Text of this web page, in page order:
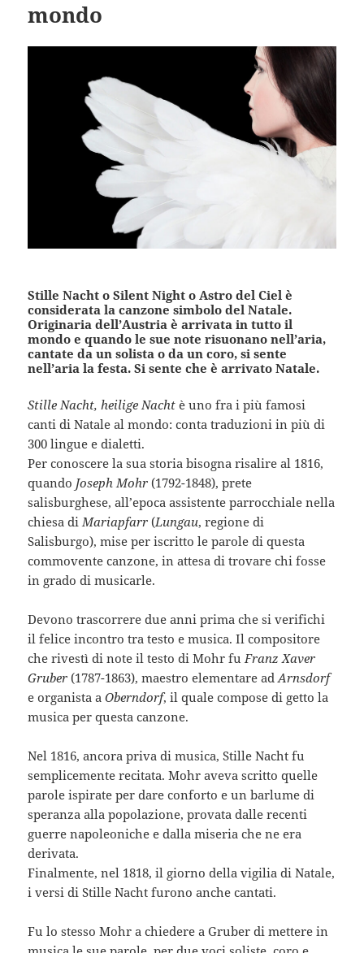
mondo
Stille Nacht o Silent Night o Astro del Ciel è
considerata la canzone simbolo del Natale.
Originaria dell’Austria è arrivata in tutto il
mondo e quando le sue note risuonano nell’aria,
cantate da un solista o da un coro, si sente
nell’aria la festa. Si sente che è arrivato Natale.
Stille Nacht, heilige Nacht è uno fra i più famosi
canti di Natale al mondo: conta traduzioni in più di
300 lingue e dialetti.
Per conoscere la sua storia bisogna risalire al 1816,
quando Joseph Mohr (1792-1848), prete
salisburghese, all’epoca assistente parrocchiale nella
chiesa diMariapfarr(Lungau, regione di
Salisburgo), mise per iscritto le parole di questa
commovente canzone, in attesa di trovare chi fosse
in grado di musicarle.
Devono trascorrere due anni prima che si verifichi
il felice incontro tra testo e musica. Il compositore
che rivestì di note il testo di Mohr fuFranz Xaver
Gruber (1787-1863), maestro elementare adArnsdorf
e organista aOberndorf, il quale compose di getto la
musica per questa canzone.
Nel 1816, ancora priva di musica, Stille Nacht fu
semplicemente recitata. Mohr aveva scritto quelle
parole ispirate per dare conforto e un barlume di
speranza alla popolazione, provata dalle recenti
guerre napoleoniche e dalla miseria che ne era
derivata.
Finalmente, nel 1818, il giorno della vigilia di Natale,
i versi di Stille Nacht furono anche cantati.
Fu lo stesso Mohr a chiedere a Gruber di mettere in